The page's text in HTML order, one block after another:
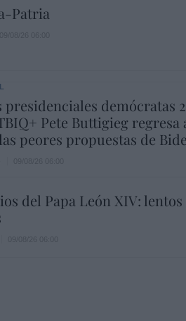
Patria
demócratas
Pete Buttigieg regresa
peores propuestas de
del Papa León XIV: